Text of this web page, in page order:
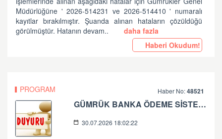
Müdürlüğüne ' 2026-514231 ve 2026-514410 ' numaralı
kayıtlar bırakılmıştır. Şuanda alınan hataların çözüldüğü
görülmüştür. Hatanın devam..
daha fazla
Haberi Okudum!
PROGRAM Haber No:48521
GÜMRÜK BANKA ÖDEME SİSTEMLERİ ZİRAAT BANKASI PLANLI ÇALIŞMA HK
30.07.2026 18:02:22